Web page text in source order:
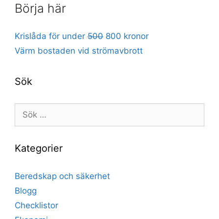
Börja här
Krislåda för under 500 800 kronor
Värm bostaden vid strömavbrott
Sök
Sök
efter:
Kategorier
Beredskap och säkerhet
Blogg
Checklistor